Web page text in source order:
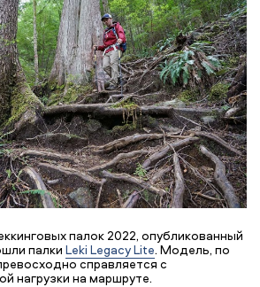
палок 2022, опубликованный
палки Leki Legacy Lite. Модель, по
справляется с
нагрузки на маршруте.